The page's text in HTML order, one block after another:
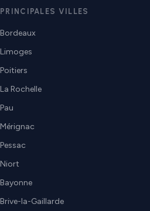
PRINCIPALES VILLES
Bordeaux
Limoges
Poitiers
La Rochelle
Pau
Mérignac
Pessac
Niort
Bayonne
Brive-la-Gaillarde